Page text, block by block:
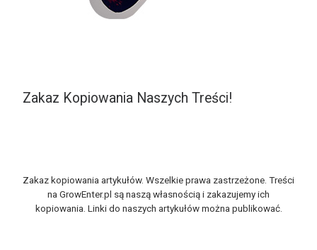
Zakaz Kopiowania Naszych Treści!
Zakaz kopiowania artykułów. Wszelkie prawa zastrzeżone. Treści
na GrowEnter.pl są naszą własnością i zakazujemy ich
kopiowania. Linki do naszych artykułów można publikować.